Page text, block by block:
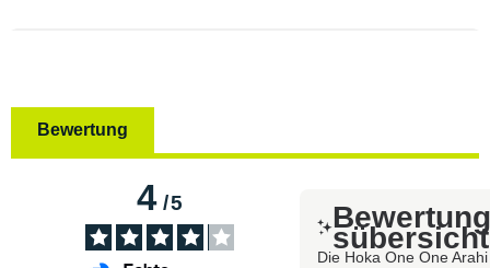
Bewertung
4/5
sübersicht
Die Hoka One One Arahi